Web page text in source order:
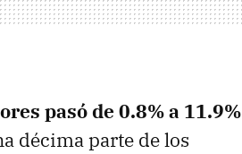
pasó de 0.8% a 11.9%
décima parte de los